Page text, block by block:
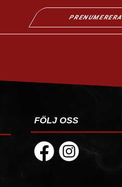
PRENUMERERA
FÖLJ OSS